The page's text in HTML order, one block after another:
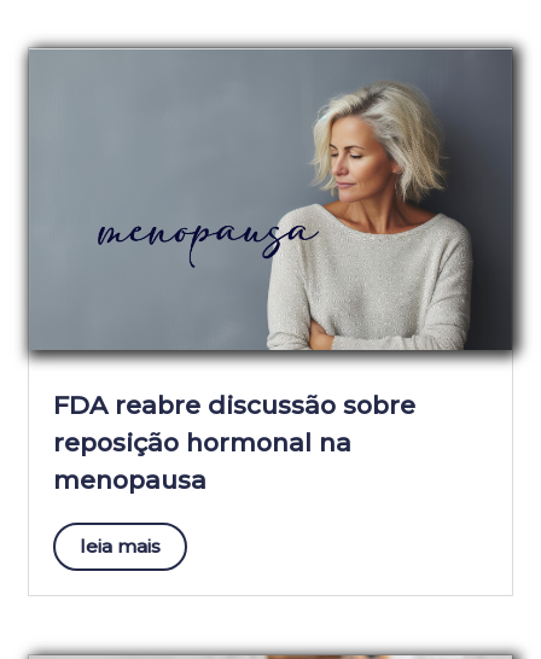
FDA reabre discussão sobre
reposição hormonal na
menopausa
leia mais